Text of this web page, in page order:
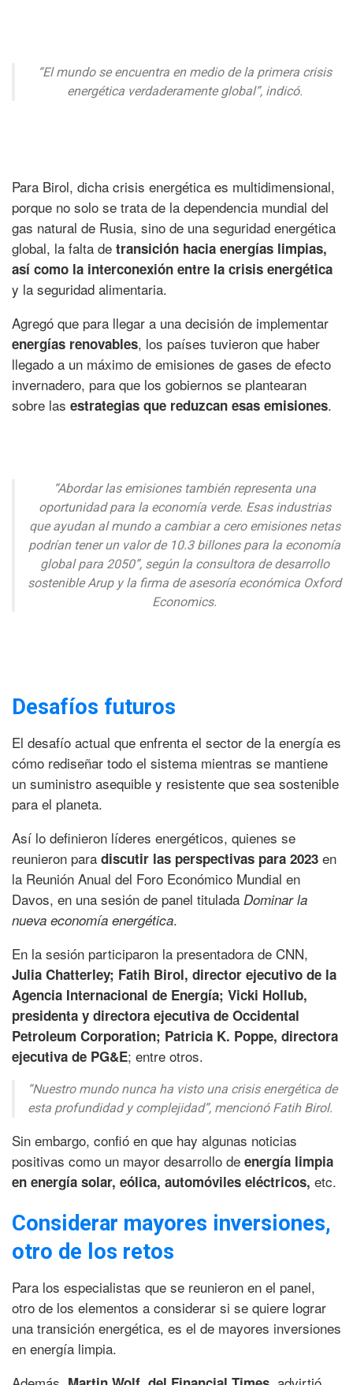
“El mundo se encuentra en medio de la primera crisis
energética verdaderamente global”, indicó.
Para Birol, dicha crisis energética es multidimensional,
porque no solo se trata de la dependencia mundial del
gas natural de Rusia, sino de una seguridad energética
global, la falta de transición hacia energías limpias,
así como la interconexión entre la crisis energética
y la seguridad alimentaria.
Agregó que para llegar a una decisión de implementar
energías renovables, los países tuvieron que haber
llegado a un máximo de emisiones de gases de efecto
invernadero, para que los gobiernos se plantearan
sobre las estrategias que reduzcan esas emisiones.
“Abordar las emisiones también representa una
oportunidad para la economía verde. Esas industrias
que ayudan al mundo a cambiar a cero emisiones netas
podrían tener un valor de 10.3 billones para la economía
global para 2050”, según la consultora de desarrollo
sostenible Arup y la firma de asesoría económica Oxford
Economics.
Desafíos futuros
El desafío actual que enfrenta el sector de la energía es
cómo rediseñar todo el sistema mientras se mantiene
un suministro asequible y resistente que sea sostenible
para el planeta.
Así lo definieron líderes energéticos, quienes se
reunieron para discutir las perspectivas para 2023 en
la Reunión Anual del Foro Económico Mundial en
Davos, en una sesión de panel titulada Dominar la
nueva economía energética.
En la sesión participaron la presentadora de CNN,
Julia Chatterley; Fatih Birol, director ejecutivo de la
Agencia Internacional de Energía; Vicki Hollub,
presidenta y directora ejecutiva de Occidental
Petroleum Corporation; Patricia K. Poppe, directora
ejecutiva de PG&E; entre otros.
“Nuestro mundo nunca ha visto una crisis energética de
esta profundidad y complejidad”, mencionó Fatih Birol.
Sin embargo, confió en que hay algunas noticias
positivas como un mayor desarrollo de energía limpia
en energía solar, eólica, automóviles eléctricos, etc.
Considerar mayores inversiones,
otro de los retos
Para los especialistas que se reunieron en el panel,
otro de los elementos a considerar si se quiere lograr
una transición energética, es el de mayores inversiones
en energía limpia.